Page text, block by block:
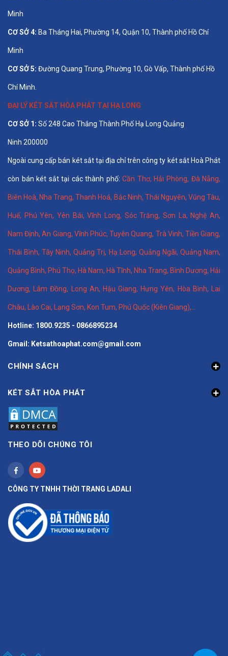
Minh
CƠ SỞ 4: Ba Tháng Hai, Phường 14, Quận 10, Thành phố Hồ Chí
Minh
CƠ SỞ 5: Đường Quang Trung, Phường 10, Gò Vấp, Thành phố Hồ
Chí Minh.
ĐẠI LÝ KÉT SẮT HÒA PHÁT TẠI HẠ LONG
CƠ SỞ 1: Số 248 Cao Thắng Thành Phố Hạ Long Quảng
Ninh 200000
Ngoài cung cấp bán két sắt tại địa chỉ trên công ty két sắt Hoà Phát
còn bán két sắt tại các thành phố:Cần Thơ, Hải Phòng, Đà Nẵng,
Biên Hoà, Nha Trang,Thanh Hoá, Bắc Ninh, Thái Nguyên, Vũng Tàu,
Huế, Phú Yên,Yên Bái,Vĩnh Long, Sóc Trăng,Sơn La, Nghệ An,
Nam Định,An Giang, Vĩnh Phúc,Tuyên Quang, Trà Vinh, Tiền Giang,
Thái Bình,Tây Ninh,Quảng Trị, Hạ Long, Quảng Ngãi, Quảng Nam,
Quảng Bình, Phú Thọ, Hà Nam, Hà Tĩnh, Nha Trang, Bình Dương, Hải
Dương, Lâm Đồng, Long An, Hậu Giang, Hưng Yên, Hòa Bình, Lai
Châu, Lào Cai, Lạng Sơn, Kon Tum, Phú Quốc (Kiên Giang),...
Hotline: 1800.9235 - 0866895234
Gmail: Ketsathoaphat.com@gmail.com
CHÍNH SÁCH
KÉT SẮT HÒA PHÁT
THEO DÕI CHÚNG TÔI
CÔNG TY TNHH THỜI TRANG LADALI